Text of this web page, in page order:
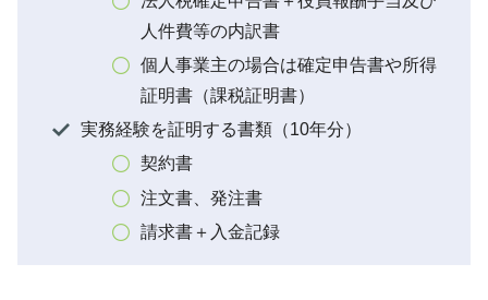
人件費等の内訳書
個人事業主の場合は確定申告書や所得
証明書（課税証明書）
実務経験を証明する書類（10年分）
契約書
注文書、発注書
請求書＋入金記録